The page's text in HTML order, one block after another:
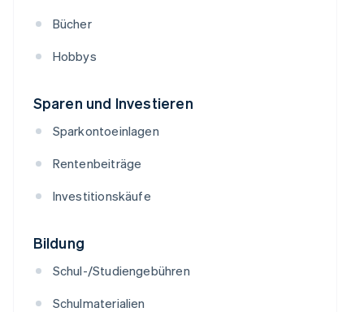
Bücher
Hobbys
Sparen und Investieren
Sparkontoeinlagen
Rentenbeiträge
Investitionskäufe
Bildung
Schul-/Studiengebühren
Schulmaterialien